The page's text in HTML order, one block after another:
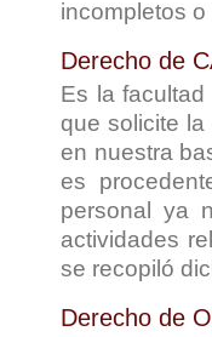
incompletos
Derecho de
Es la
que solicite
en nuestra
es
personal ya
actividades
se recopiló
Derecho de